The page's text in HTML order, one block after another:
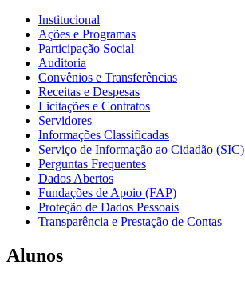
Institucional
Ações e Programas
Participação Social
Auditoria
Convênios e Transferências
Receitas e Despesas
Licitações e Contratos
Servidores
Informações Classificadas
Serviço de Informação ao Cidadão (SIC)
Perguntas Frequentes
Dados Abertos
Fundações de Apoio (FAP)
Proteção de Dados Pessoais
Transparência e Prestação de Contas
Alunos